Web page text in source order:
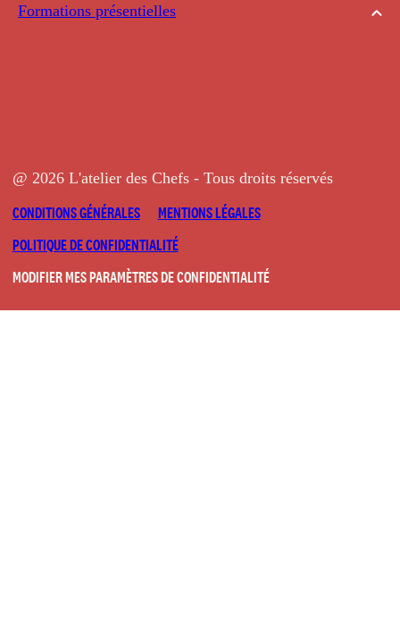
Formations présentielles
@ 2026 L'atelier des Chefs - Tous droits réservés
CONDITIONS GÉNÉRALES
MENTIONS LÉGALES
POLITIQUE DE CONFIDENTIALITÉ
MODIFIER MES PARAMÈTRES DE CONFIDENTIALITÉ